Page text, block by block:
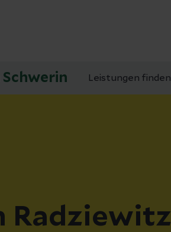
Schwerin Leistungen finden
Radziewitz